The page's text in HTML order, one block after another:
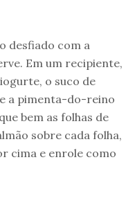
desfiado com a
Em um recipiente,
o suco de
a pimenta-do-reino
bem as folhas de
sobre cada folha,
cima e enrole como